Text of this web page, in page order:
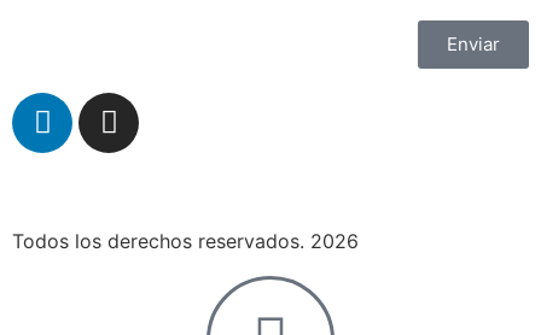
Enviar
Todos los derechos reservados. 2026